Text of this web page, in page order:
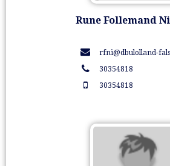
Rune Follemand
rfni@dbulolland-
30354818
30354818